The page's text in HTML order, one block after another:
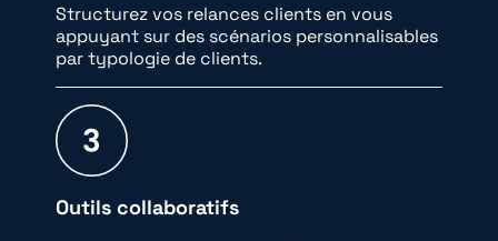
Structurez vos relances clients en vous
appuyant sur des scénarios personnalisables
par typologie de clients.
Outils collaboratifs